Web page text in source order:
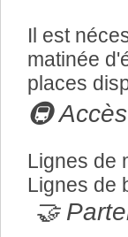
Il est
matinée
places
🚇 Accès
Lignes de
Lignes de
🤝